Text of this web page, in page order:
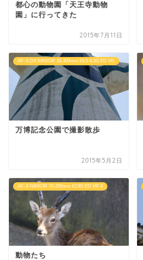
都心の動物園「天王寺動物
園」に行ってきた
2015年7月11日
AF-S DX NIKKOR 18-300mm f/3.5-6.3G ED VR
万博記念公園で撮影散歩
2015年5月2日
AF-S NIKKOR 70-200mm f/2.8G ED VR II
動物たち